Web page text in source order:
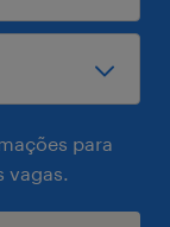
para
vagas.